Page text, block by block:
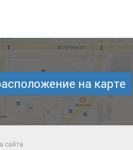
на карте
сайта